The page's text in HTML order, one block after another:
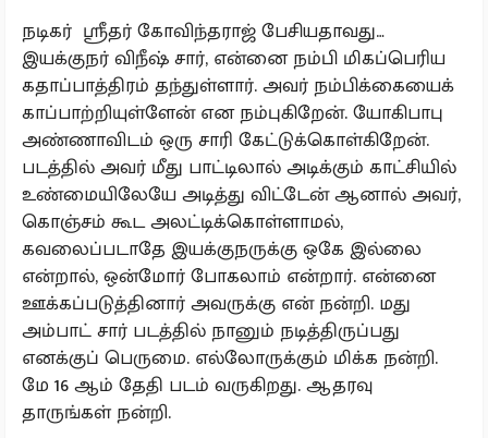
நடிகர் ஶ்ரீதர் கோவிந்தராஜ் பேசியதாவது…
இயக்குநர் விநீஷ் சார், என்னை நம்பி மிகப்பெரிய
கதாப்பாத்திரம் தந்துள்ளார். அவர் நம்பிக்கையைக்
காப்பாற்றியுள்ளேன் என நம்புகிறேன். யோகிபாபு
அண்ணாவிடம் ஒரு சாரி கேட்டுக்கொள்கிறேன்.
படத்தில் அவர் மீது பாட்டிலால் அடிக்கும் காட்சியில்
உண்மையிலேயே அடித்து விட்டேன் ஆனால் அவர்,
கொஞ்சம் கூட அலட்டிக்கொள்ளாமல்,
கவலைப்படாதே இயக்குநருக்கு ஒகே இல்லை
என்றால், ஒன்மோர் போகலாம் என்றார். என்னை
ஊக்கப்படுத்தினார் அவருக்கு என் நன்றி. மது
அம்பாட் சார் படத்தில் நானும் நடித்திருப்பது
எனக்குப் பெருமை. எல்லோருக்கும் மிக்க நன்றி.
மே 16 ஆம் தேதி படம் வருகிறது. ஆதரவு
தாருங்கள் நன்றி.